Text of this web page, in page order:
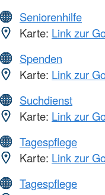
Seniorenhilfe
Karte: Link zur
Spenden
Karte: Link zur
Suchdienst
Karte: Link zur
Tagespflege
Karte: Link zur
Tagespflege